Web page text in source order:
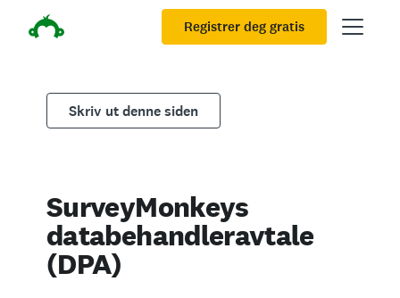
Registrer deg gratis
Skriv ut denne siden
SurveyMonkeys
databehandleravtale
(DPA)